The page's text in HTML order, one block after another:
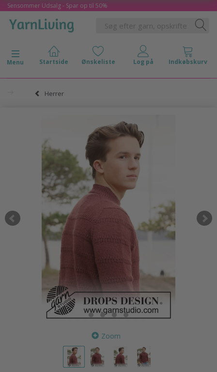
Sensommer Udsalg - Spar op til 50%
Skifte navigation
Menu
Herrer
Zoom